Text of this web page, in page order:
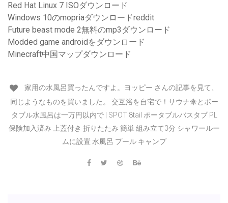
Red Hat Linux 7 ISOダウンロード
Windows 10のmopriaダウンロードreddit
Future beast mode 2無料のmp3ダウンロード
Modded game androidをダウンロード
Minecraft中国マップダウンロード
家用の水風呂買ったんですよ。ヨッピー さんの記事を見て、
同じようなものを買いました。 交互浴を自宅で！サウナ傘とポー
タブル水風呂は一万円以内で | SPOT 8tail ポータブルバスタブ PL
保険加入済み 上蓋付き 折りたたみ 簡単 組み立て3分 シャワールー
ムに設置 水風呂 プール キャンプ